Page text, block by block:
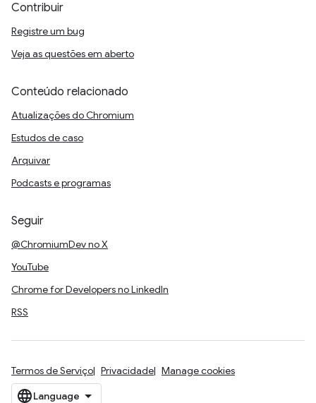
Contribuir
Registre um bug
Veja as questões em aberto
Conteúdo relacionado
Atualizações do Chromium
Estudos de caso
Arquivar
Podcasts e programas
Seguir
@ChromiumDev no X
YouTube
Chrome for Developers no LinkedIn
RSS
Termos de Serviço Privacidade Manage cookies